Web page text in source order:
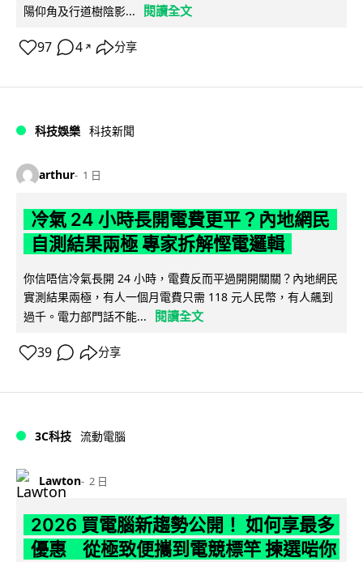
陽仰角及行道樹陰影...
閱讀全文
97 4 ↗ 分享
科技娛樂 科技新聞
arthur 1 日
冷氣 24 小時長開電費更平？內地網民
自測結果兩極 專家拆解慳電邏輯
你信唔信冷氣長開 24 小時，電費反而平過開開關關？內地網民
實測結果兩極，有人一個月電費只需 118 元人民幣，有人飆到
過千。電力部門話不能...
閱讀全文
39 分享
3C科技 流動電腦
Lawton 2 日
2026 買電腦新趨勢公開！ 如何享最多
優惠 從極致便攜到電競標竿 揀選啱你